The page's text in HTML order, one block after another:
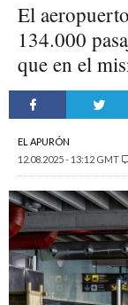
El
134.000
que en el
EL APURÓN
12.08.2025 - 13:12 GMT